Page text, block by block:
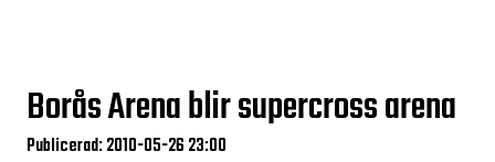
Borås Arena blir supercross arena
Publicerad: 2010-05-26 23:00